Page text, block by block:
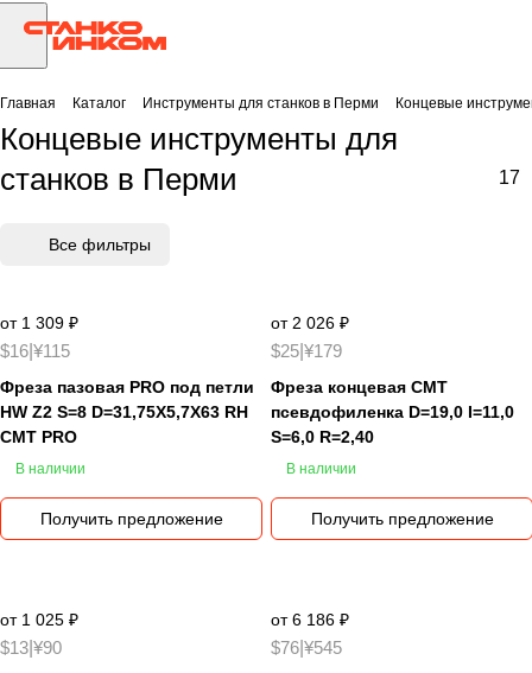
Главная Каталог Инструменты для станков в Перми Концевые
Концевые инструменты для
станков в Перми
17
Все фильтры
от 1 309 ₽
$16 ¥115
Фреза пазовая PRO под петли
HW Z2 S=8 D=31,75X5,7X63 RH
CMT PRO
В наличии
Получить предложение
от 2 026 ₽
$25 ¥179
Фреза концевая CMT
псевдофиленка D=19,0 I=11,0
S=6,0 R=2,40
В наличии
Получить предложение
от 1 025 ₽
$13 ¥90
от 6 186 ₽
$76 ¥545